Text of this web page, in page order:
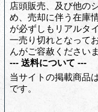
店頭販売、及び他の
め、売却に伴う在庫
が必ずしもリアルタ
一売り切れとなって
んがご容赦くださいま
--- 送料について ---
当サイトの掲載商品
です。